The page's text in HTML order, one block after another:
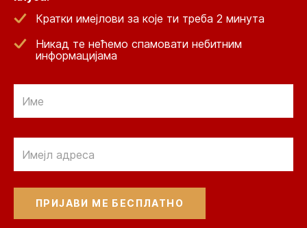
Кратки имејлови за које ти треба 2 минута
Никад те нећемо спамовати небитним
информацијама